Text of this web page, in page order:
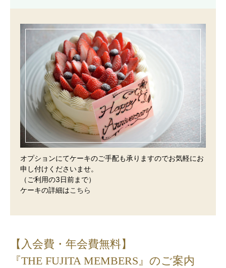
オプションにてケーキのご手配も承りますのでお気軽にお
申し付けくださいませ。
（ご利用の3日前まで）
ケーキの詳細はこちら
【入会費・年会費無料】
『THE FUJITA MEMBERS』のご案内